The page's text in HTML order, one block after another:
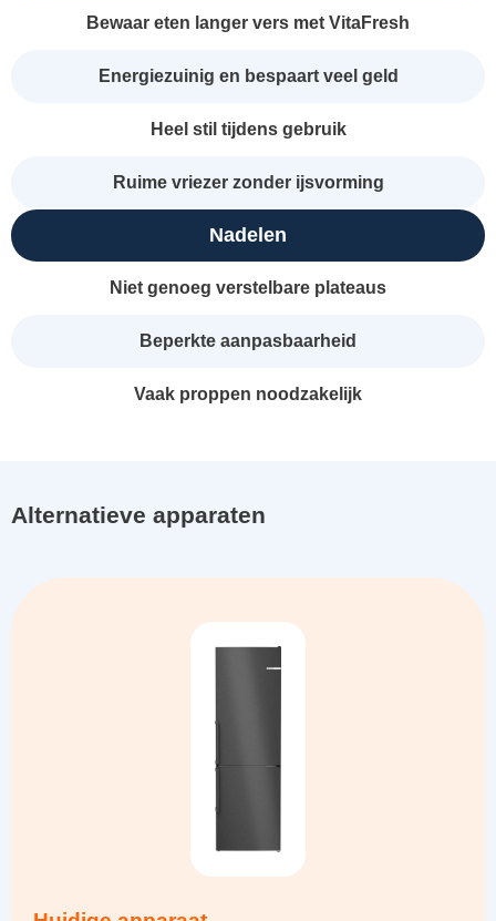
Bewaar eten langer vers met VitaFresh
Energiezuinig en bespaart veel geld
Heel stil tijdens gebruik
Ruime vriezer zonder ijsvorming
Nadelen
Niet genoeg verstelbare plateaus
Beperkte aanpasbaarheid
Vaak proppen noodzakelijk
Alternatieve apparaten